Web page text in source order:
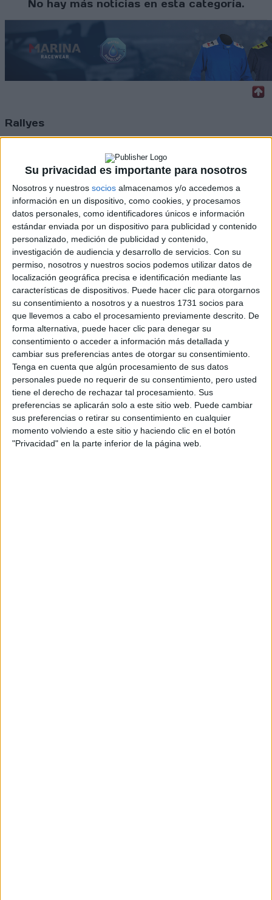
Su privacidad es importante para nosotros
Nosotros y nuestros socios almacenamos y/o accedemos a
información en un dispositivo, como cookies, y procesamos
datos personales, como identificadores únicos e información
estándar enviada por un dispositivo para publicidad y contenido
personalizado, medición de publicidad y contenido,
investigación de audiencia y desarrollo de servicios. Con su
permiso, nosotros y nuestros socios podemos utilizar datos de
localización geográfica precisa e identificación mediante las
características de dispositivos. Puede hacer clic para otorgarnos
su consentimiento a nosotros y a nuestros 1731 socios para
que llevemos a cabo el procesamiento previamente descrito. De
forma alternativa, puede hacer clic para denegar su
consentimiento o acceder a información más detallada y
cambiar sus preferencias antes de otorgar su consentimiento.
Tenga en cuenta que algún procesamiento de sus datos
personales puede no requerir de su consentimiento, pero usted
tiene el derecho de rechazar tal procesamiento. Sus
preferencias se aplicarán solo a este sitio web. Puede cambiar
sus preferencias o retirar su consentimiento en cualquier
momento volviendo a este sitio y haciendo clic en el botón
"Privacidad" en la parte inferior de la página web.
No hay más noticias en esta categoría.
Rallyes
ERC
CERT
Internacionales
Campeonatos Autonómicos
Históricos
Dakar
RallyCross
Circuitos
F1
Fórmula E
F2 / F3 / F4
Resistencia
Indycar
Otros
Producto
Producto
Web pensada para poder ofrecer diferentes
productos propios y ajenos para que los